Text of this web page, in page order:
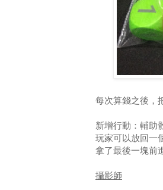
每次算錢之後，
新增行動：輔助
玩家可以放回一
拿了最後一塊前
攝影師